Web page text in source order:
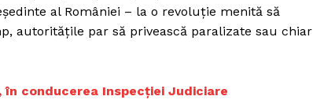
al României – la o revoluție menită să
autoritățile par să privească paralizate sau chiar
conducerea Inspecției Judiciare